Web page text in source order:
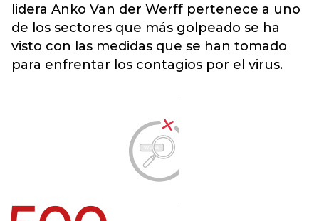
lidera Anko Van der Werff pertenece a uno
de los sectores que más golpeado se ha
visto con las medidas que se han tomado
para enfrentar los contagios por el virus.